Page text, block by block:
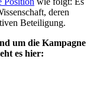
deren
Beteiligung.
um die Kampagne
es hier: